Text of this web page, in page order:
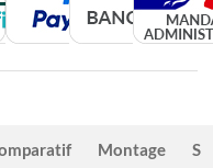
Montage